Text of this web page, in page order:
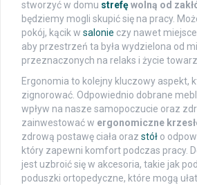
stworzyć w domu strefęwolną od
będziemy mogli skupić się na pracy.
pokój, kącik w salonie czy nawet
aby przestrzeń ta była wydzielona od
przeznaczonych na relaks i życie
Ergonomia to kolejny kluczowy aspekt,
zignorować. Odpowiednio dobrane
wpływ na nasze samopoczucie oraz
zainwestować w ergonomiczne
zdrową postawę ciała oraz stół o
który zapewni komfort podczas pracy.
jest uzbroić się w akcesoria, takie jak
poduszki ortopedyczne, które mogą